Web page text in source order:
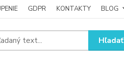
GDPR KONTAKTY BLOG
Hľadať